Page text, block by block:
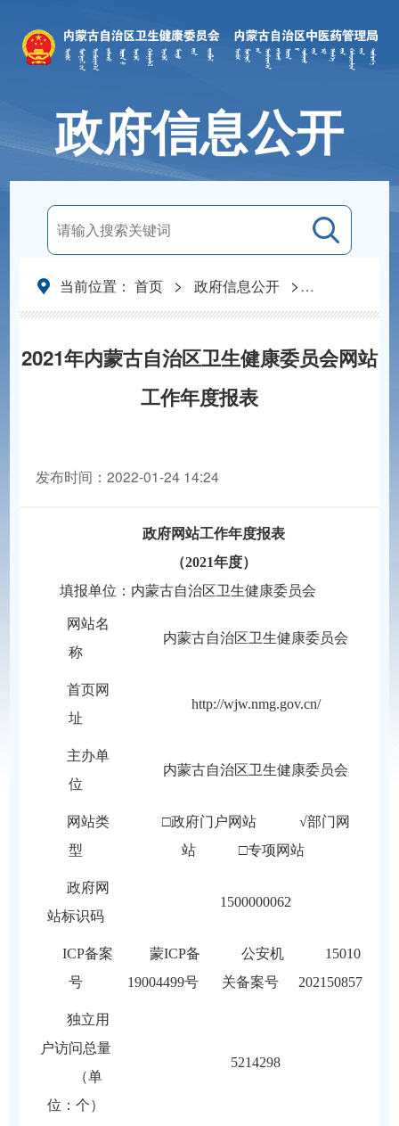
政府信息公开
当前位置： 首页 > 政府信息公开 > 网站工作年
2021年内蒙古自治区卫生健康委员会网站
工作年度报表
发布时间：2022-01-24 14:24
政府网站工作年度报表
（2021年度）
填报单位：内蒙古自治区卫生健康委员会
网站名
称
内蒙古自治区卫生健康委员会
首页网
址
http://wjw.nmg.gov.cn/
主办单
位
内蒙古自治区卫生健康委员会
网站类
型
□政府门户网站 √部门网
站 □专项网站
政府网
站标识码
1500000062
ICP备案
号
蒙ICP备
19004499号
公安机
关备案号
15010
202150857
独立用
户访问总量
（单
位：个）
5214298